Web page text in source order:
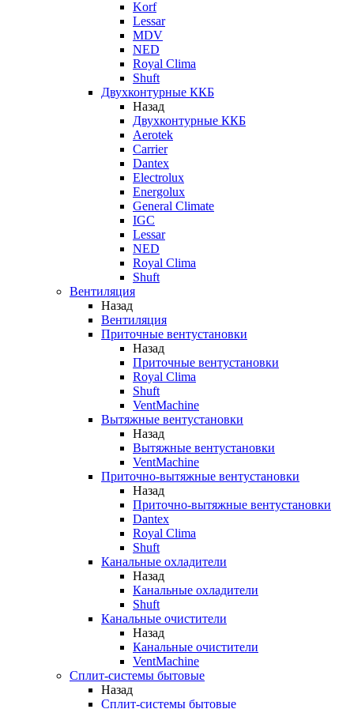
Korf
Lessar
MDV
NED
Royal Clima
Shuft
Двухконтурные ККБ
Назад
Двухконтурные ККБ
Aerotek
Carrier
Dantex
Electrolux
Energolux
General Climate
IGC
Lessar
NED
Royal Clima
Shuft
Вентиляция
Назад
Вентиляция
Приточные вентустановки
Назад
Приточные вентустановки
Royal Clima
Shuft
VentMachine
Вытяжные вентустановки
Назад
Вытяжные вентустановки
VentMachine
Приточно-вытяжные вентустановки
Назад
Приточно-вытяжные вентустановки
Dantex
Royal Clima
Shuft
Канальные охладители
Назад
Канальные охладители
Shuft
Канальные очистители
Назад
Канальные очистители
VentMachine
Сплит-системы бытовые
Назад
Сплит-системы бытовые